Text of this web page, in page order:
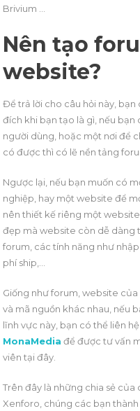
Brivium …
Nên tạo
website?
Để trả lời cho câu hỏi này,
đích khi bạn tạo là gì, nếu
người dùng, hoặc một nơi để
có được thì có lẽ nền tảng
Ngược lại, nếu bạn muốn có
nghiệp, hay một website để
nên thiết kế riêng một
đẹp mà website còn dễ dàng
forum, các tính năng như
phí ship,…
Giống như forum, website
và mã nguồn khác nhau, nếu
lĩnh vực này, bạn có thể liên
MonaMedia để được tư vấn
viên tại đây.
Trên đây là những chia sẻ
Xenforo, chúng các bạn